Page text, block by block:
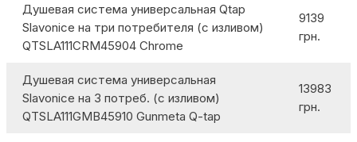
Душевая система универсальная Qtap
Slavonice на три потребителя (с изливом)
QTSLA111CRM45904 Chrome
9139
грн.
Душевая система универсальная
Slavonice на 3 потреб. (с изливом)
QTSLA111GMB45910 Gunmeta Q-tap
13983
грн.